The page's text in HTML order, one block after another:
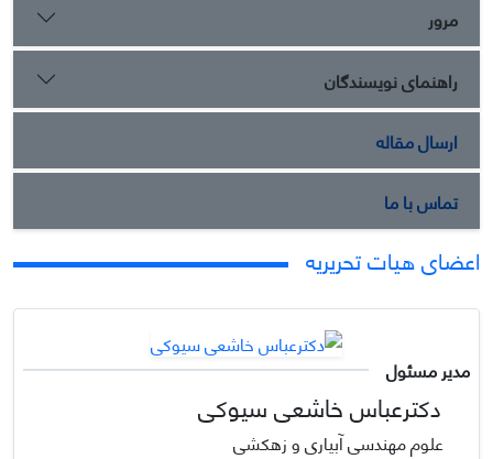
مرور
راهنمای نویسندگان
ارسال مقاله
تماس با ما
اعضای هیات تحریریه
مدیر مسئول
دکترعباس خاشعی سیوکی
علوم مهندسی آبیاری و زهکشی